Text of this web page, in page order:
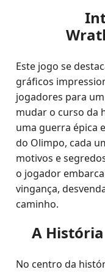
Este jogo se
gráficos
jogadores para
mudar o curso da
uma guerra épica
do Olimpo, cada
motivos e
o jogador
vingança,
caminho.
A
No centro da